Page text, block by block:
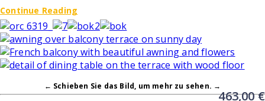
Continue Reading
350cm
X
250cm
(Glattmaterial
ORC
← Schieben Sie das Bild, um mehr zu sehen. →
463,00€